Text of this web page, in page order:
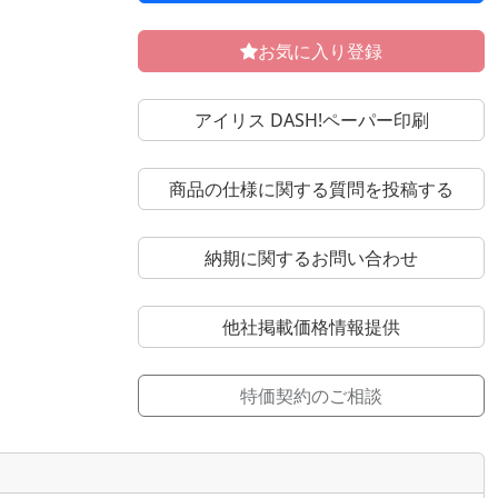
お気に入り登録
アイリス DASH!ペーパー印刷
商品の仕様に関する質問を投稿する
納期に関するお問い合わせ
他社掲載価格情報提供
特価契約のご相談